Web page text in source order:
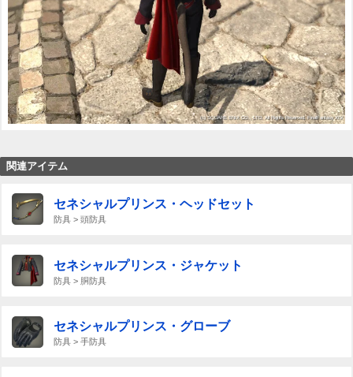
関連アイテム
セネシャルプリンス・ヘッドセット
防具 > 頭防具
セネシャルプリンス・ジャケット
防具 > 胴防具
セネシャルプリンス・グローブ
防具 > 手防具